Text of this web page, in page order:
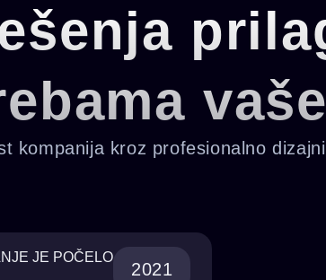
kompanija kroz profesionalno
JE POČELO
2021